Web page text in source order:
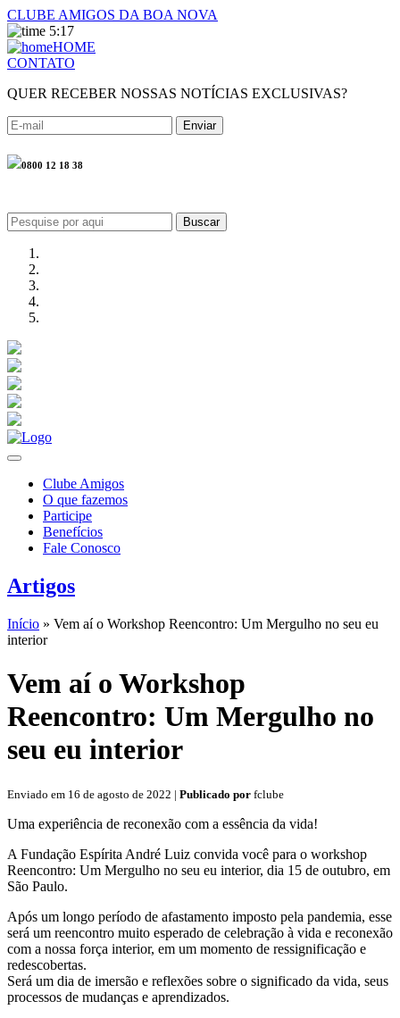
CLUBE AMIGOS DA BOA NOVA
5:17
HOME
CONTATO
QUER RECEBER NOSSAS NOTÍCIAS EXCLUSIVAS?
0800 12 18 38
Buscar
Clube Amigos
O que fazemos
Participe
Benefícios
Fale Conosco
Artigos
Início » Vem aí o Workshop Reencontro: Um Mergulho no seu eu
interior
Vem aí o Workshop
Reencontro: Um Mergulho no
seu eu interior
Enviado em 16 de agosto de 2022 | Publicado por fclube
Uma experiência de reconexão com a essência da vida!
A Fundação Espírita André Luiz convida você para o workshop
Reencontro: Um Mergulho no seu eu interior, dia 15 de outubro, em
São Paulo.
Após um longo período de afastamento imposto pela pandemia, esse
será um reencontro muito esperado de celebração à vida e reconexão
com a nossa força interior, em um momento de ressignificação e
redescobertas.
Será um dia de imersão e reflexões sobre o significado da vida, seus
processos de mudanças e aprendizados.